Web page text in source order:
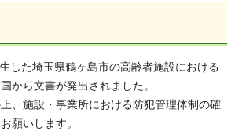
した埼玉県鶴ヶ島市の高齢者施設における
から文書が発出されました。
、施設・事業所における防犯管理体制の確
願いします。